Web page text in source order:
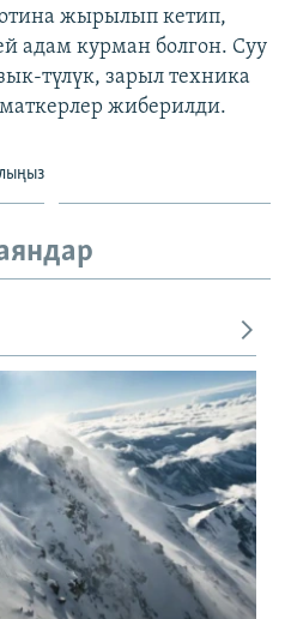
жырылып кетип,
адам курман болгон. Суу
түлүк, зарыл техника
жиберилди.